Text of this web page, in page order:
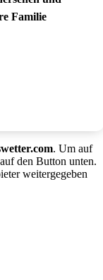
Familie
. Um auf
den Button unten.
weitergegeben